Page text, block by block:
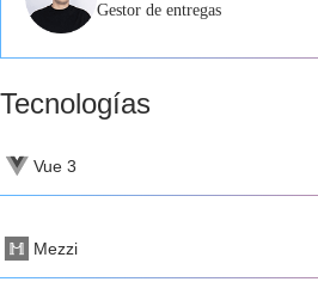
Gestor de entregas
Tecnologías
Vue 3
Mezzi